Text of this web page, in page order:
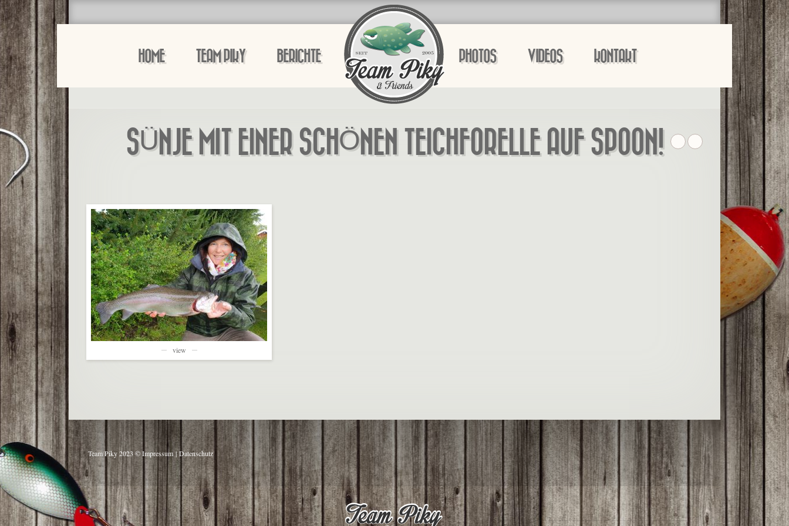
HOME TEAM PIKY BERICHTE PHOTOS VIDEOS KONTAKT
SÜNJE MIT EINER SCHÖNEN TEICHFORELLE AUF SPOON!
view
Team Piky 2023 ©Impressum |Datenschutz